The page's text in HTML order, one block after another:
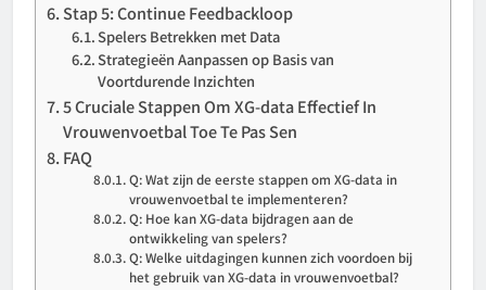
Stap 5: Continue Feedbackloop
Spelers Betrekken met Data
Strategieën Aanpassen op Basis van
Voortdurende Inzichten
5 Cruciale Stappen Om XG-data Effectief In
Vrouwenvoetbal Toe Te Pas Sen
FAQ
Q: Wat zijn de eerste stappen om XG-data in
vrouwenvoetbal te implementeren?
Q: Hoe kan XG-data bijdragen aan de
ontwikkeling van spelers?
Q: Welke uitdagingen kunnen zich voordoen bij
het gebruik van XG-data in vrouwenvoetbal?